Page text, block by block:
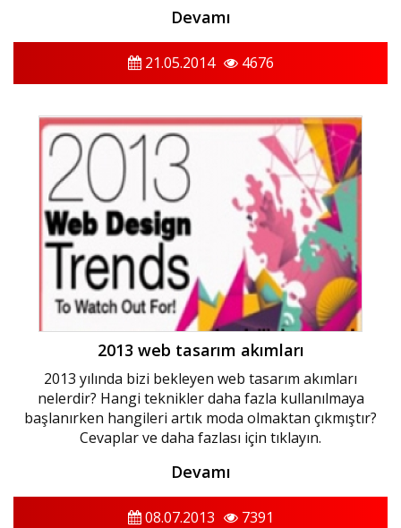
Devamı
21.05.2014 4676
2013 web tasarım akımları
2013 yılında bizi bekleyen web tasarım akımları
nelerdir? Hangi teknikler daha fazla kullanılmaya
başlanırken hangileri artık moda olmaktan çıkmıştır?
Cevaplar ve daha fazlası için tıklayın.
Devamı
08.07.2013 7391